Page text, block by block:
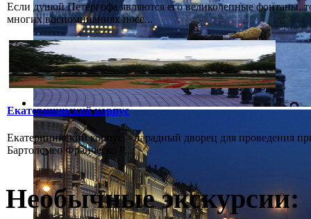
Если душой Петергофа являются его великолепные фонтаны,
многих воспоминаниях посе...
Екатерининский корпус
Екатерининский корпус – парадный дворец для проведения
Бартоломео Франческо Р...
Необычные экскурсии: